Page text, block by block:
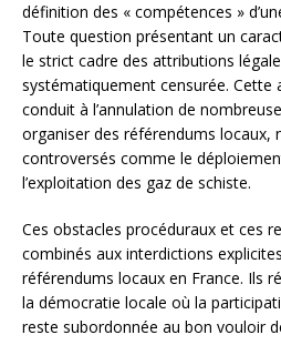
définition des « compétences »
Toute question présentant un
le strict cadre des attributions
systématiquement censurée. Cette
conduit à l’annulation de
organiser des référendums
controversés comme le
l’exploitation des gaz de schiste.
Ces obstacles procéduraux et ces
combinés aux interdictions
référendums locaux en France. Ils
la démocratie locale où la
reste subordonnée au bon vouloir